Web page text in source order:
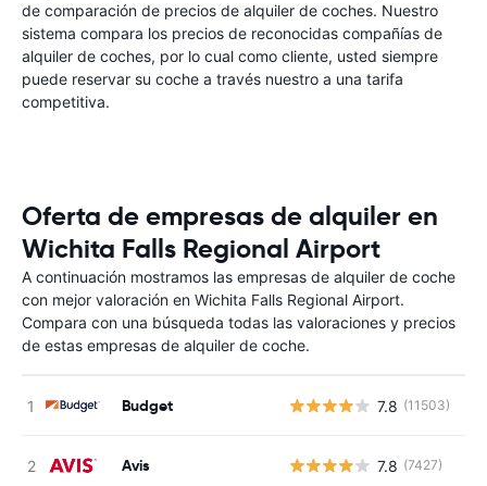
de comparación de precios de alquiler de coches. Nuestro
sistema compara los precios de reconocidas compañías de
alquiler de coches, por lo cual como cliente, usted siempre
puede reservar su coche a través nuestro a una tarifa
competitiva.
Oferta de empresas de alquiler en
Wichita Falls Regional Airport
A continuación mostramos las empresas de alquiler de coche
con mejor valoración en Wichita Falls Regional Airport.
Compara con una búsqueda todas las valoraciones y precios
de estas empresas de alquiler de coche.
Budget 7.8 (11503)
Avis 7.8 (7427)